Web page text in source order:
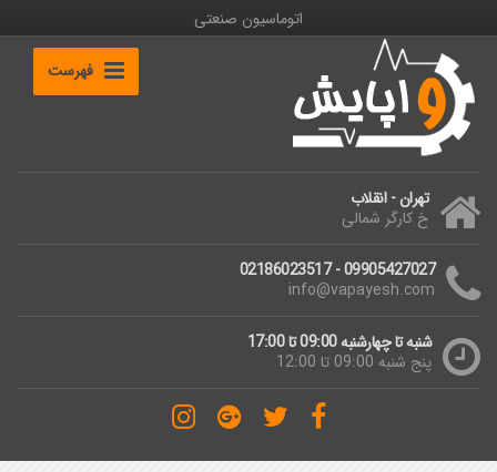
اتوماسیون صنعتی
فهرست
تهران - انقلاب
خ کارگر شمالی
09905427027 - 02186023517
info@vapayesh.com
شنبه تا چهارشنبه 09:00 تا 17:00
پنج شنبه 09:00 تا 12:00